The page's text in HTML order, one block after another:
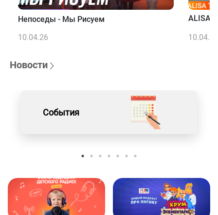
Непоседы - Мы Рисуем
10.04.26
ALISA
10.04.26
Новости
События